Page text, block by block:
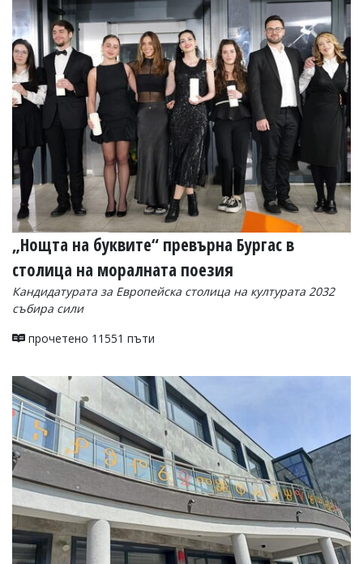
„Нощта на буквите“ превърна Бургас в
столица на моралната поезия
Кандидатурата за Европейска столица на културата 2032
събира сили
прочетено 11551 пъти